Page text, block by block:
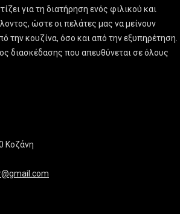
για τη διατήρηση ενός φιλικού και
ώστε οι πελάτες μας να μείνουν
την κουζίνα, όσο και από την εξυπηρέτηση.
διασκέδασης που απευθύνεται σε όλους
Κοζάνη